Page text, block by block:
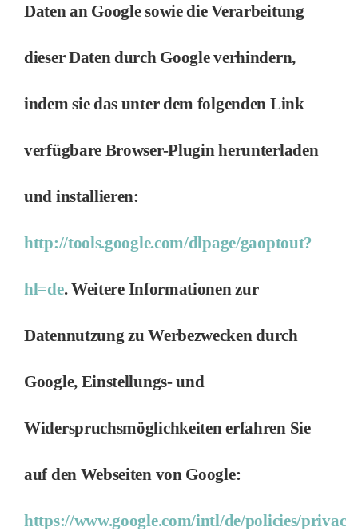
Daten an Google sowie die Verarbeitung
dieser Daten durch Google verhindern,
indem sie das unter dem folgenden Link
verfügbare Browser-Plugin herunterladen
und installieren:
http://tools.google.com/dlpage/gaoptout?
hl=de. Weitere Informationen zur
Datennutzung zu Werbezwecken durch
Google, Einstellungs- und
Widerspruchsmöglichkeiten erfahren Sie
auf den Webseiten von Google:
https://www.google.com/intl/de/policies/